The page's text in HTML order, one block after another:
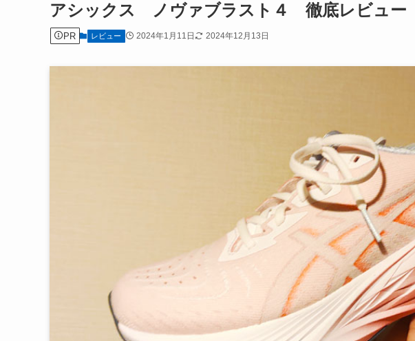
アシックス ノヴァブラスト４ 徹底レビュー
PR レビュー 2024年1月11日 2024年12月13日